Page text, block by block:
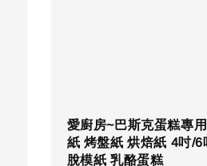
愛廚房~巴斯克蛋糕專
紙 烤盤紙 烘焙紙 4吋/6
脫模紙 乳酪蛋糕